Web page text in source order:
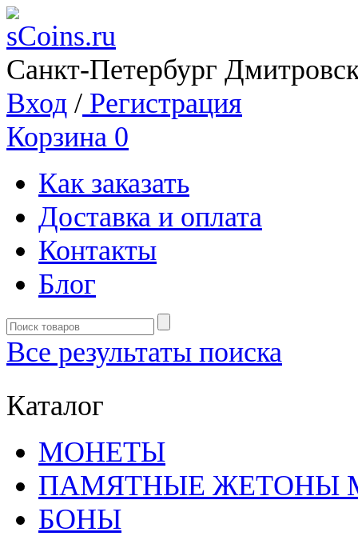
Санкт-Петербург
Вход / Регистрация
Корзина 0
Как заказать
Доставка и оплата
Контакты
Блог
Все результаты поиска
Каталог
MОНЕТЫ
ПАМЯТНЫЕ ЖЕТОНЫ
БОНЫ